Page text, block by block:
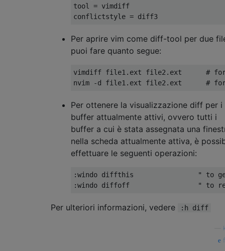
tool = vimdiff
Per aprire vim come diff-tool per due
puoi fare quanto segue:
vimdiff file1.ext file2.ext      # for
Per ottenere la visualizzazione diff per i
buffer attualmente attivi, ovvero tutti i
buffer a cui è stata assegnata una
nella scheda attualmente attiva, è
effettuare le seguenti operazioni:
:windo diffthis                " to
Per ulteriori informazioni, vedere :h diff